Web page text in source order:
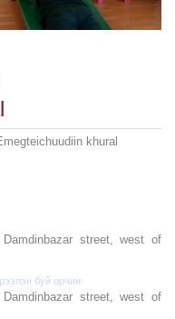
khural
street, west of
буй орчин:
street, west of